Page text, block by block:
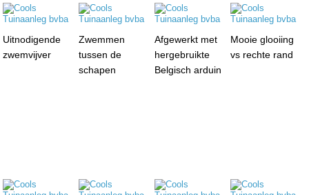
Uitnodigende
zwemvijver
Zwemmen
tussen de
schapen
Afgewerkt met
hergebruikte
Belgisch arduin
Mooie glooiing
vs rechte rand